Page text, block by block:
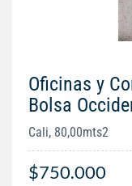
Oficinas y
Bolsa
Cali, 80,00mts2
$750.000